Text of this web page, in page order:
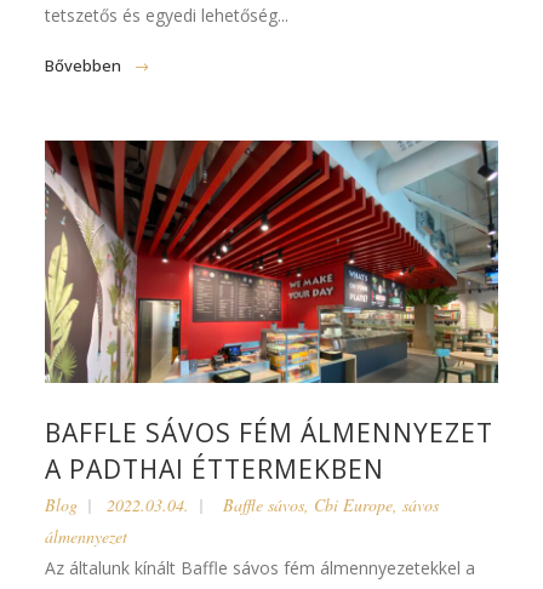
tetszetős és egyedi lehetőség...
Bővebben
BAFFLE SÁVOS FÉM ÁLMENNYEZET
A PADTHAI ÉTTERMEKBEN
Blog 2022.03.04. Baffle sávos, Cbi Europe,sávos
álmennyezet
Az általunk kínált Baffle sávos fém álmennyezetekkel a